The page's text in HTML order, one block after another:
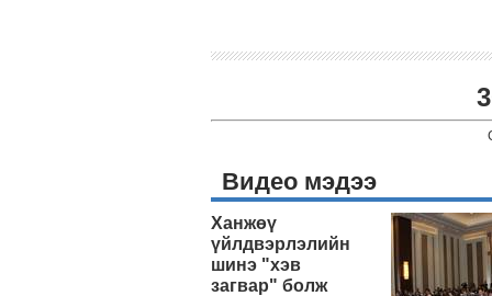
Видео мэдээ
Ханжөү
үйлдвэрлэлийн
шинэ "хэв
загвар" болж